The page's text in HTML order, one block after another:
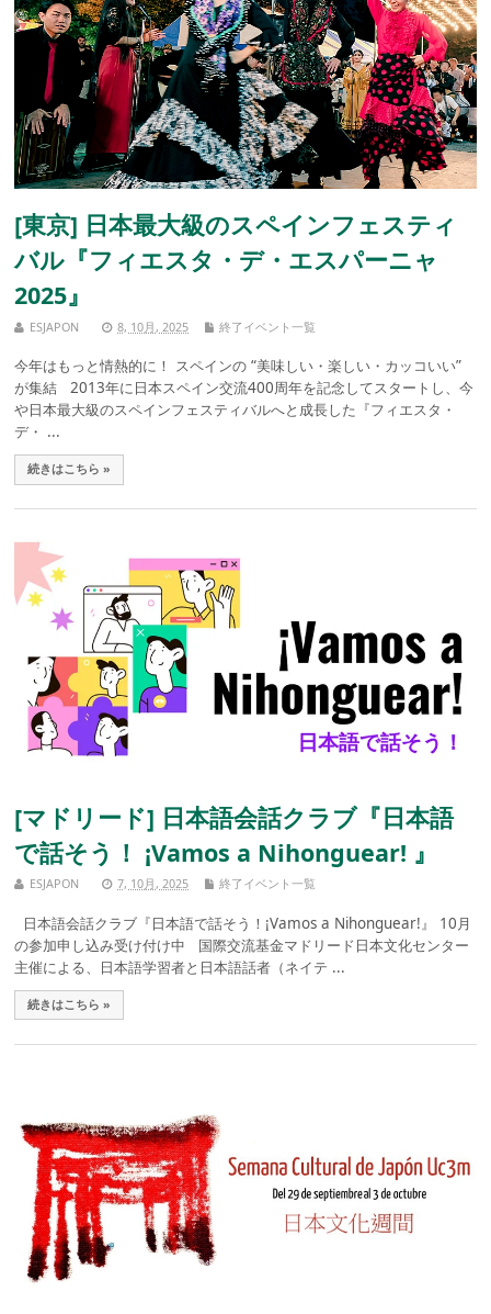
[東京] 日本最大級のスペインフェスティ
バル『フィエスタ・デ・エスパーニャ
2025』
ESJAPON 8, 10月, 2025 終了イベント一覧
今年はもっと情熱的に！ スペインの “美味しい・楽しい・カッコいい”
が集結 2013年に日本スペイン交流400周年を記念してスタートし、今
や日本最大級のスペインフェスティバルへと成長した『フィエスタ・
デ・ ...
続きはこちら »
[マドリード] 日本語会話クラブ『日本語
で話そう！ ¡Vamos a Nihonguear! 』
ESJAPON 7, 10月, 2025 終了イベント一覧
日本語会話クラブ『日本語で話そう！¡Vamos a Nihonguear!』 10月
の参加申し込み受け付け中 国際交流基金マドリード日本文化センター
主催による、日本語学習者と日本語話者（ネイテ ...
続きはこちら »